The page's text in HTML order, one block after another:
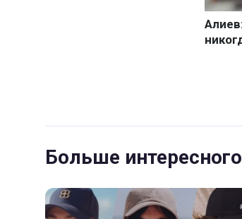
Больше интересного